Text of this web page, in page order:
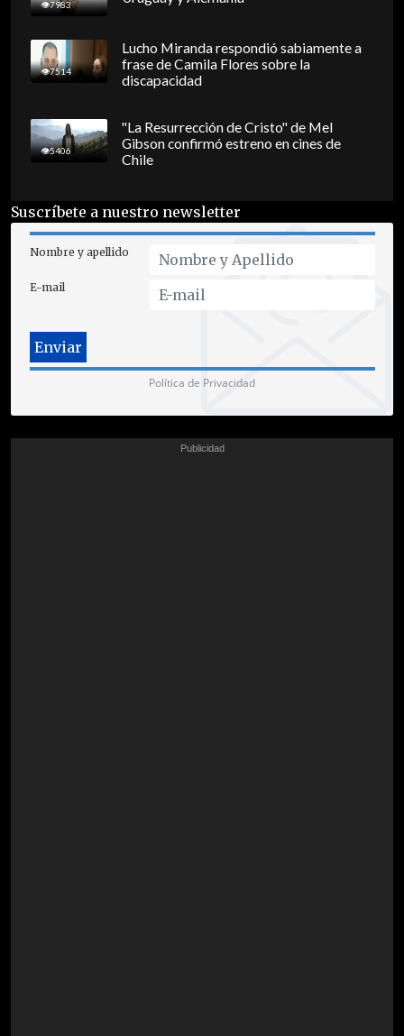
7983
7514
Lucho Miranda respondió sabiamente a
frase de Camila Flores sobre la
discapacidad
5406
"La Resurrección de Cristo" de Mel
Gibson confirmó estreno en cines de
Chile
Suscríbete a nuestro newsletter
Nombre y apellido
E-mail
Política de Privacidad